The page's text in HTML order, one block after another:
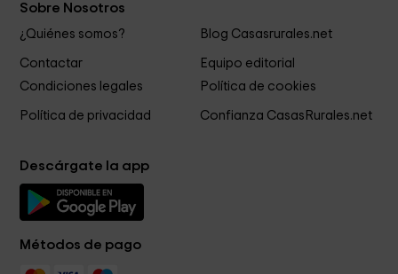
Sobre Nosotros
¿Quiénes somos? Blog Casasrurales.net
Contactar
Equipo editorial
Condiciones legales
Política de cookies
Política de privacidad Confianza CasasRurales.net
Descárgate la app
Métodos de pago